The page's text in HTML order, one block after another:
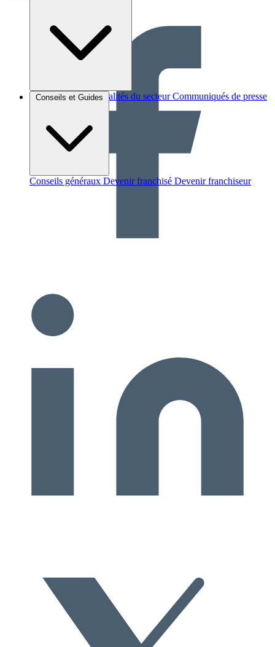
Brèves et actus Actualités du secteur Communiqués de presse
Conseils et Guides
Conseils généraux Devenir franchisé Devenir franchiseur